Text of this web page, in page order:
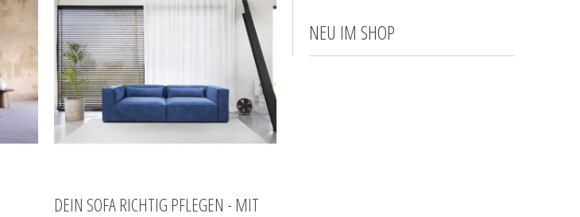
DEIN SOFA RICHTIG PFLEGEN - MIT
NEU IM SHOP